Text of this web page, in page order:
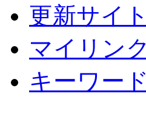
更新サイト
マイリンク
キーワー